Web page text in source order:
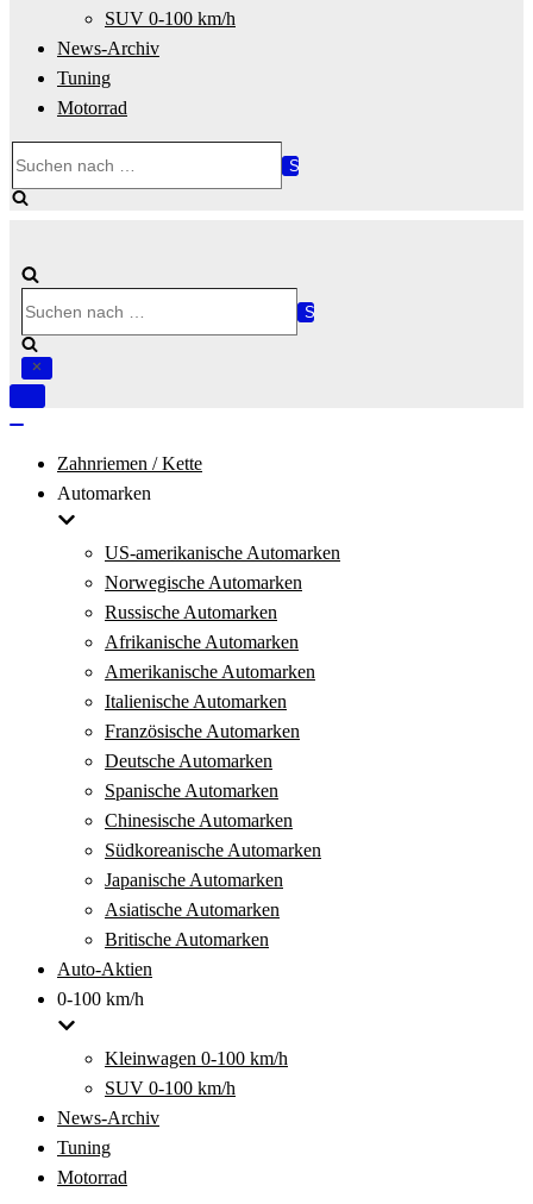
SUV 0-100 km/h
News-Archiv
Tuning
Motorrad
nach …
nach …
Navigation
Zahnriemen / Kette
Automarken
US-amerikanische Automarken
Norwegische Automarken
Russische Automarken
Afrikanische Automarken
Amerikanische Automarken
Italienische Automarken
Französische Automarken
Deutsche Automarken
Spanische Automarken
Chinesische Automarken
Südkoreanische Automarken
Japanische Automarken
Asiatische Automarken
Britische Automarken
Auto-Aktien
0-100 km/h
Kleinwagen 0-100 km/h
SUV 0-100 km/h
News-Archiv
Tuning
Motorrad